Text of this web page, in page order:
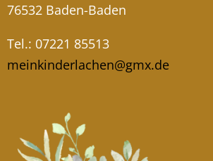
76532 Baden-Baden
Tel.: 07221 85513
meinkinderlachen@gmx.de